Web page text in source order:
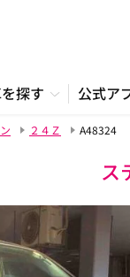
探す 公式ア
２４Ｚ A48324
ス